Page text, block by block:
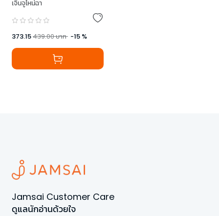
เจินจูไหน่ฉา
373.15439.00บาท -15 %
Jamsai Customer Care
ดูแลนักอ่านด้วยใจ